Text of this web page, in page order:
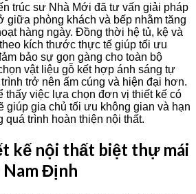
trúc sư Nhà Mới đã tư vấn giải pháp
giữa phòng khách và bếp nhằm tăng
hàng ngày. Đồng thời hệ tủ, kệ và
kích thước thực tế giúp tối ưu
bảo sự gọn gàng cho toàn bộ
vật liệu gỗ kết hợp ánh sáng tự
trở nên ấm cúng và hiện đại hơn.
thấy việc lựa chọn đơn vị thiết kế có
giúp gia chủ tối ưu không gian và hạn
quá trình hoàn thiện nội thất.
kế nội thất biệt thự mái
Nam Định